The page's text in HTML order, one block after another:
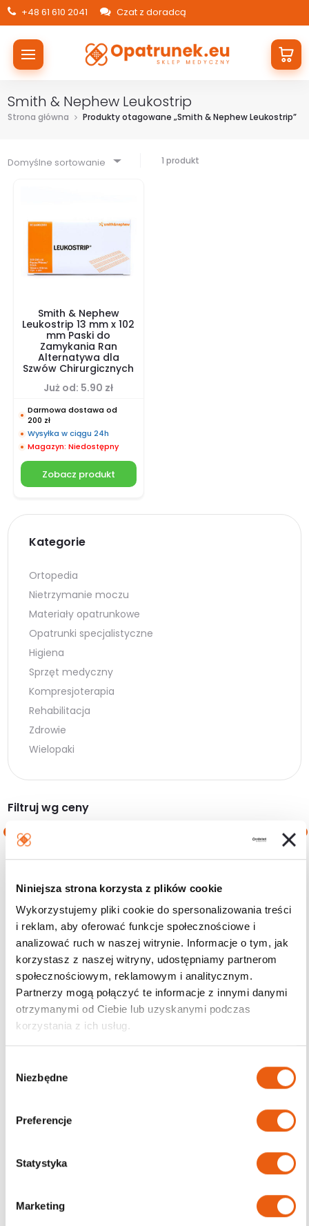
Niniejsza strona korzysta z plików cookie
Wykorzystujemy pliki cookie do spersonalizowania treści
i reklam, aby oferować funkcje społecznościowe i
analizować ruch w naszej witrynie. Informacje o tym, jak
korzystasz z naszej witryny, udostępniamy partnerom
społecznościowym, reklamowym i analitycznym.
Partnerzy mogą połączyć te informacje z innymi danymi
otrzymanymi od Ciebie lub uzyskanymi podczas
korzystania z ich usług.
Niezbędne
Preferencje
Statystyka
Marketing
+48 61 610 2041 Czat z doradcą
Smith & Nephew Leukostrip
Strona główna Produkty otagowane „Smith & Nephew Leukostrip”
Domyślne sortowanie 1 produkt
Smith & Nephew
Leukostrip 13 mm x 102
mm Paski do
Zamykania Ran
Alternatywa dla
Szwów Chirurgicznych
Już od: 5.90 zł
Darmowa dostawa od
200 zł
Wysyłka w ciągu 24h
Magazyn: Niedostępny
Zobacz produkt
Kategorie
Ortopedia
Nietrzymanie moczu
Materiały opatrunkowe
Opatrunki specjalistyczne
Higiena
Sprzęt medyczny
Kompresjoterapia
Rehabilitacja
Zdrowie
Wielopaki
Filtruj wg ceny
Filtruj
Darmowa dostawa
od 200zł